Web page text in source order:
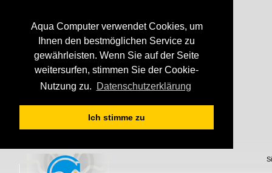
Aqua Computer verwendet Cookies, um
Ihnen den bestmöglichen Service zu
gewährleisten. Wenn Sie auf der Seite
weitersurfen, stimmen Sie der Cookie-
Nutzung zu.
Datenschutzerklärung
Ich stimme zu